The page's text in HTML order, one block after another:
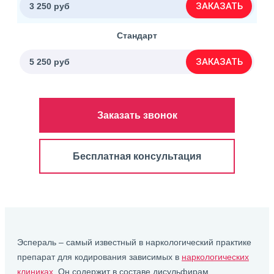
3 250 руб ЗАКАЗАТЬ
Стандарт
5 250 руб ЗАКАЗАТЬ
Заказать звонок
Бесплатная консультация
Эспераль – самый известный в наркологический практике
препарат для кодирования зависимых в наркологических
клиниках . Он содержит в составе дисульфирам,